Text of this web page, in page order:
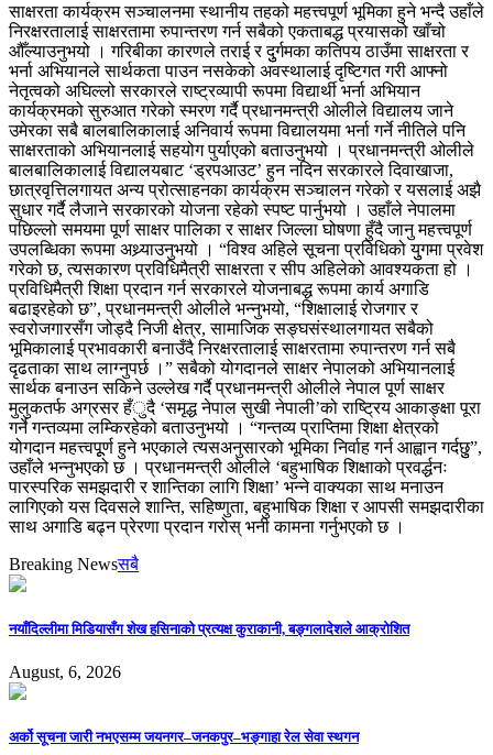
साक्षरता कार्यक्रम सञ्चालनमा स्थानीय तहको महत्त्वपूर्ण भूमिका हुने भन्दै उहाँले
निरक्षरतालाई साक्षरतामा रुपान्तरण गर्न सबैको एकताबद्ध प्रयासको खाँचो
औँल्याउनुभयो । गरिबीका कारणले तराई र दुुर्गमका कतिपय ठाउँमा साक्षरता र
भर्ना अभियानले सार्थकता पाउन नसकेको अवस्थालाई दृष्टिगत गरी आफ्नो
नेतृत्वको अघिल्लो सरकारले राष्ट्रव्यापी रूपमा विद्यार्थी भर्ना अभियान
कार्यक्रमको सुरुआत गरेको स्मरण गर्दै प्रधानमन्त्री ओलीले विद्यालय जाने
उमेरका सबै बालबालिकालाई अनिवार्य रूपमा विद्यालयमा भर्ना गर्ने नीतिले पनि
साक्षरताको अभियानलाई सहयोग पुर्याएको बताउनुभयो । प्रधानमन्त्री ओलीले
बालबालिकालाई विद्यालयबाट ‘ड्रपआउट’ हुन नदिन सरकारले दिवाखाजा,
छात्रवृत्तिलगायत अन्य प्रोत्साहनका कार्यक्रम सञ्चालन गरेको र यसलाई अझै
सुधार गर्दै लैजाने सरकारको योजना रहेको स्पष्ट पार्नुभयो । उहाँले नेपालमा
पछिल्लो समयमा पूर्ण साक्षर पालिका र साक्षर जिल्ला घोषणा हुँदै जानु महत्त्वपूर्ण
उपलब्धिका रूपमा अथ्र्याउनुभयो । “विश्व अहिले सूचना प्रविधिको युुगमा प्रवेश
गरेको छ, त्यसकारण प्रविधिमैत्री साक्षरता र सीप अहिलेको आवश्यकता हो ।
प्रविधिमैत्री शिक्षा प्रदान गर्न सरकारले योजनाबद्ध रूपमा कार्य अगाडि
बढाइरहेको छ”, प्रधानमन्त्री ओलीले भन्नुभयो, “शिक्षालाई रोजगार र
स्वरोजगारसँग जोड्दै निजी क्षेत्र, सामाजिक सङ्घसंस्थालगायत सबैको
भूमिकालाई प्रभावकारी बनाउँदै निरक्षरतालाई साक्षरतामा रुपान्तरण गर्न सबै
दृढताका साथ लाग्नुपर्छ ।” सबैको योगदानले साक्षर नेपालको अभियानलाई
सार्थक बनाउन सकिने उल्लेख गर्दै प्रधानमन्त्री ओलीले नेपाल पूर्ण साक्षर
मुलुकतर्फ अग्रसर हँुदै ‘समृद्ध नेपाल सुखी नेपाली’को राष्ट्रिय आकाङ्क्षा पूरा
गर्ने गन्तव्यमा लम्किरहेको बताउनुभयो । “गन्तव्य प्राप्तिमा शिक्षा क्षेत्रको
योगदान महत्त्वपूूर्ण हुने भएकाले त्यसअनुसारको भूमिका निर्वाह गर्न आह्वान गर्दछुु”,
उहाँले भन्नुभएको छ । प्रधानमन्त्री ओलीले ‘बहुभाषिक शिक्षाको प्रवर्द्धनः
पारस्परिक समझदारी र शान्तिका लागि शिक्षा’ भन्ने वाक्यका साथ मनाउन
लागिएको यस दिवसले शान्ति, सहिष्णुता, बहुभाषिक शिक्षा र आपसी समझदारीका
साथ अगाडि बढ्न प्रेरणा प्रदान गरोस् भनी कामना गर्नुभएको छ ।
Breaking Newsसबै
नयाँदिल्लीमा मिडियासँग शेख हसिनाको प्रत्यक्ष कुराकानी, बङ्गलादेशले आक्रोशित
August, 6, 2026
अर्को सूचना जारी नभएसम्म जयनगर–जनकपुर–भङ्गाहा रेल सेवा स्थगन